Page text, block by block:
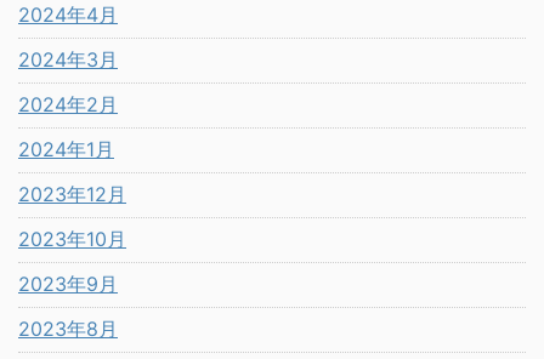
2024年4月
2024年3月
2024年2月
2024年1月
2023年12月
2023年10月
2023年9月
2023年8月